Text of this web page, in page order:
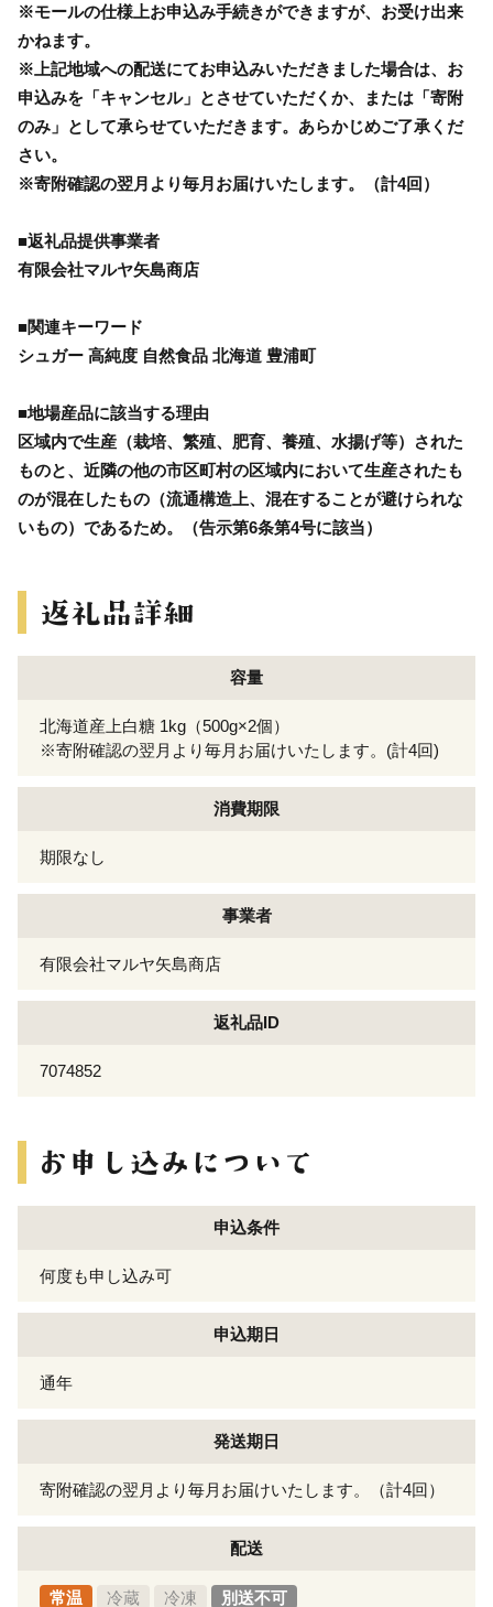
※モールの仕様上お申込み手続きができますが、お受け出来
かねます。
※上記地域への配送にてお申込みいただきました場合は、お
申込みを「キャンセル」とさせていただくか、または「寄附
のみ」として承らせていただきます。あらかじめご了承くだ
さい。
※寄附確認の翌月より毎月お届けいたします。（計4回）
■返礼品提供事業者
有限会社マルヤ矢島商店
■関連キーワード
シュガー 高純度 自然食品 北海道 豊浦町
■地場産品に該当する理由
区域内で生産（栽培、繁殖、肥育、養殖、水揚げ等）された
ものと、近隣の他の市区町村の区域内において生産されたも
のが混在したもの（流通構造上、混在することが避けられな
いもの）であるため。（告示第6条第4号に該当）
容量
北海道産上白糖 1kg（500g×2個）
※寄附確認の翌月より毎月お届けいたします。(計4回)
消費期限
期限なし
事業者
有限会社マルヤ矢島商店
返礼品ID
7074852
申込条件
何度も申し込み可
申込期日
通年
発送期日
寄附確認の翌月より毎月お届けいたします。（計4回）
配送
常温 冷蔵 冷凍 別送不可